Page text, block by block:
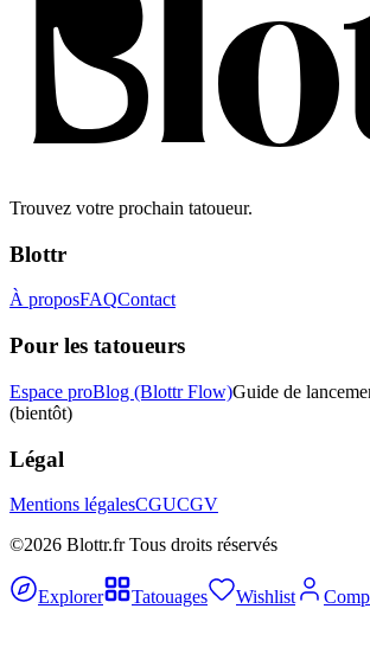
Trouvez votre prochain tatoueur.
Blottr
À proposFAQContact
Pour les tatoueurs
Espace proBlog (Blottr Flow)Guide de
(bientôt)
Légal
Mentions légalesCGUCGV
©2026 Blottr.fr Tous droits réservés
Explorer Tatouages Wishlist